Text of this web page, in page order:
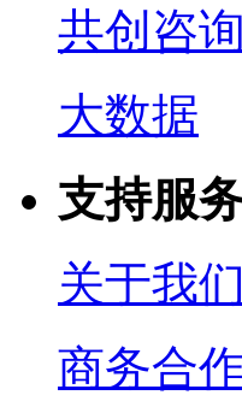
共创咨询
大数据
支持服
关于我们
商务合